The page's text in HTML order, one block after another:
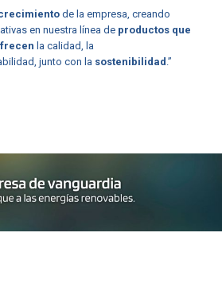
de la empresa, creando
en nuestra línea de productos que
la calidad, la
junto con la sostenibilidad .”